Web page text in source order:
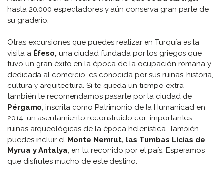
hasta 20.000 espectadores y aún conserva gran parte de
su graderío.
Otras excursiones que puedes realizar en Turquía es la
visita a Éfeso, una ciudad fundada por los griegos que
tuvo un gran éxito en la época de la ocupación romana y
dedicada al comercio, es conocida por sus ruinas, historia,
cultura y arquitectura. Si te queda un tiempo extra
también te recomendamos pasarte por la ciudad de
Pérgamo, inscrita como Patrimonio de la Humanidad en
2014, un asentamiento reconstruido con importantes
ruinas arqueológicas de la época helenística. También
puedes incluir el Monte Nemrut, las Tumbas Licias de
Myrua y Antalya, en tu recorrido por el país. Esperamos
que disfrutes mucho de este destino.